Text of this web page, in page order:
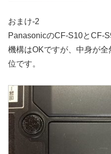
おまけ-2
PanasonicのCF-S10とCF-
機構はOKですが、中身が
位です。